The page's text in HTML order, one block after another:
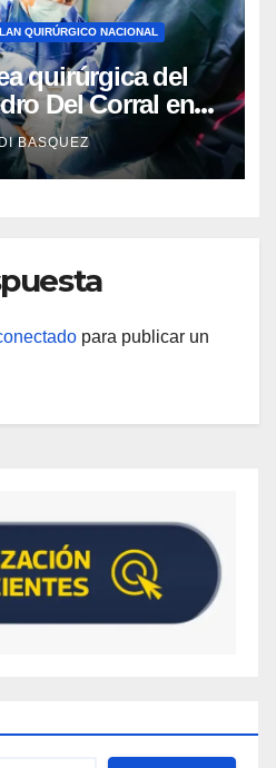
QUIRÚRGICO NACIONAL
quirúrgica del
Del Corral en
BASQUEZ
para publicar un